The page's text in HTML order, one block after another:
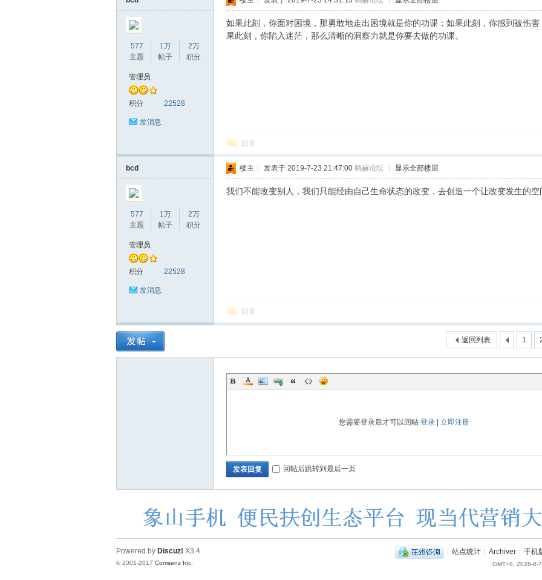
577
主题
1万
帖子
2万
积分
管理员
积分 22528
发消息
如果此刻，你面对困境，那勇敢地走出困境就是你的功课；如果此刻，你感到被伤
果此刻，你陷入迷茫，那么清晰的洞察力就是你要去做的功课。
回复
bcd
577
主题
1万
帖子
2万
积分
管理员
积分 22528
发消息
楼主 发表于 2019-7-23 21:47:00 鹤赫论坛 显示全部楼层
我们不能改变别人，我们只能经由自己生命状态的改变，去创造一个让改变发生的
回复
1
返回列表
您需要登录后才可以回帖 登录| 立即注册
发表回复 回帖后跳转到最后一页
| 站点统计 | Archiver | 手机
GMT+8, 2026-8-
Powered by Discuz! X3.4
© 2001-2017 Comsenz Inc.